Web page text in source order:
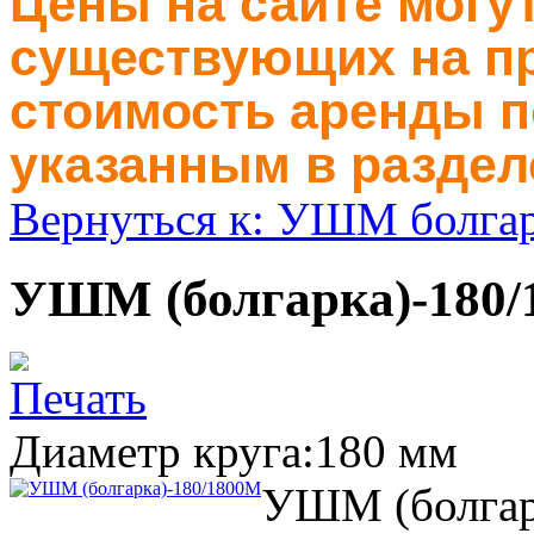
существующих на
стоимость аренды
указанным в
Вернуться к: УШМ
УШМ (болгарка)-
Диаметр круга:180 мм
УШМ